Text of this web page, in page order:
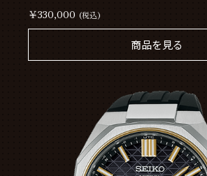
￥330,000 (税込)
商品を見る